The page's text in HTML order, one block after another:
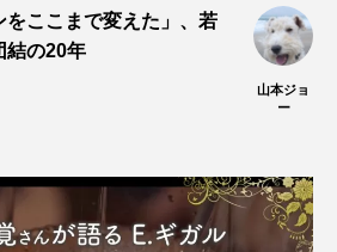
をここまで変えた」、若
結の20年
山本ジョ
ー